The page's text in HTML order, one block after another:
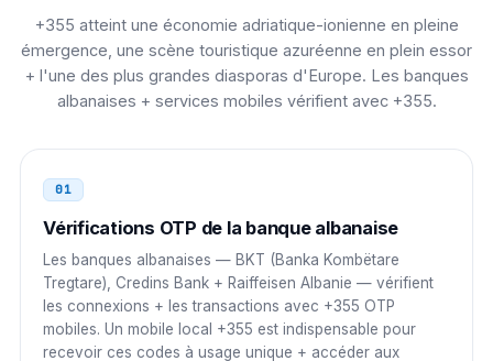
Espagne 00
00 355 N NNN NNNN
00 355 N NNN NNNN
Macédoine du Nord
00 355 N NNN NNNN
+355 atteint une économie adriatique-ionienne en pleine
émergence, une scène touristique azuréenne en plein essor
+ l'une des plus grandes diasporas d'Europe. Les banques
albanaises + services mobiles vérifient avec +355.
01
Vérifications OTP de la banque albanaise
Les banques albanaises — BKT (Banka Kombëtare
Tregtare), Credins Bank + Raiffeisen Albanie — vérifient
les connexions + les transactions avec +355 OTP
mobiles. Un mobile local +355 est indispensable pour
recevoir ces codes à usage unique + accéder aux